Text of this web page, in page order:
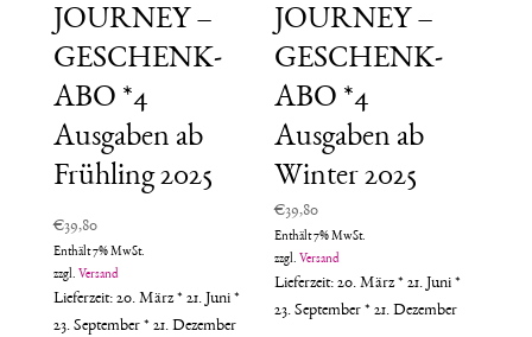
JOURNEY –
GESCHENK-
ABO *4
Ausgaben ab
Frühling 2025
€39,80
Enthält 7% MwSt.
zzgl. Versand
Lieferzeit: 20. März * 21. Juni *
23. September * 21. Dezember
JOURNEY –
GESCHENK-
ABO *4
Ausgaben ab
Winter 2025
€39,80
Enthält 7% MwSt.
zzgl. Versand
Lieferzeit: 20. März * 21. Juni *
23. September * 21. Dezember